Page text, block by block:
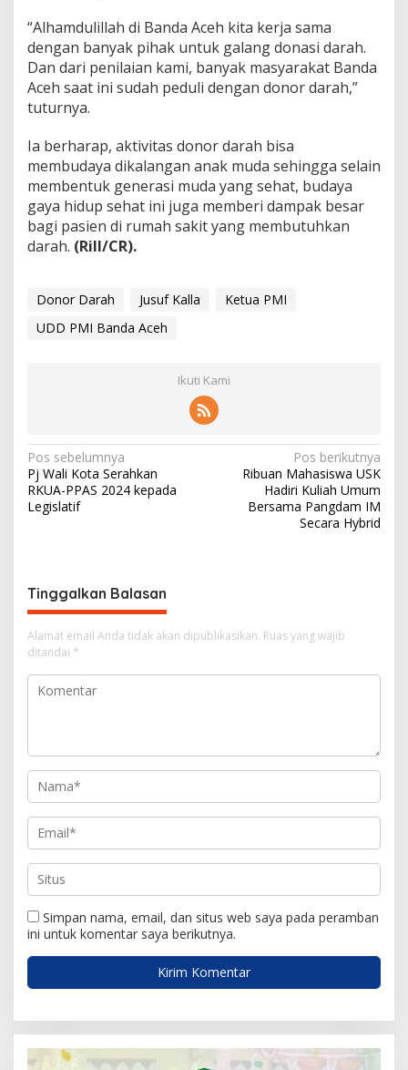
“Alhamdulillah di Banda Aceh kita kerja sama
dengan banyak pihak untuk galang donasi darah.
Dan dari penilaian kami, banyak masyarakat Banda
Aceh saat ini sudah peduli dengan donor darah,”
tuturnya.
Ia berharap, aktivitas donor darah bisa
membudaya dikalangan anak muda sehingga selain
membentuk generasi muda yang sehat, budaya
gaya hidup sehat ini juga memberi dampak besar
bagi pasien di rumah sakit yang membutuhkan
darah. (Rill/CR).
Donor Darah Jusuf Kalla
Ketua PMI
UDD PMI Banda Aceh
Ikuti Kami
N
a
v
a
s
i
p
o
Pos sebelumnya
Pj Wali Kota Serahkan
RKUA-PPAS 2024 kepada
Legislatif
Pos berikutnya
Ribuan Mahasiswa USK
Hadiri Kuliah Umum
Bersama Pangdam IM
Secara Hybrid
Tinggalkan Balasan
Alamat email Anda tidak akan dipublikasikan. Ruas yang wajib
ditandai *
Simpan nama, email, dan situs web saya pada peramban
ini untuk komentar saya berikutnya.